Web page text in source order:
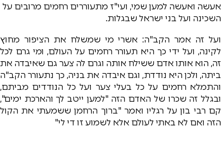
אעשה ואעשה למען שמי, ועי"ז מתעוררים רחמים מרובים על
השכינה ועל בני ישראל שבגלות.
ועל זה אמר הקב"ה: אשרי מי שמשלח את הציפור מחוץ
לקינה, ועל ידי כך היא תעורר רחמים על העולם, ומי גרם לכל
זה, הוא אותו אדם ששילח אותה וגרם לה צער גם שאיבדה את
ביתה, ולכן היא נודדת, וגם איבדה את בניה, כך נתעורר הקב"ה
והתמלא רחמים על כל בעלי צער ועל כל הנודדים מביתם,
ובגלל זה שכרו של האדם הזה "למען ייטב לך והארכת ימים",
קם רבי בון על רגליו ואמר "ברוך הרחמן ששמעתי את הקול
הזה ואם לא באתי לעולם אלא לשמוע זו די לי"